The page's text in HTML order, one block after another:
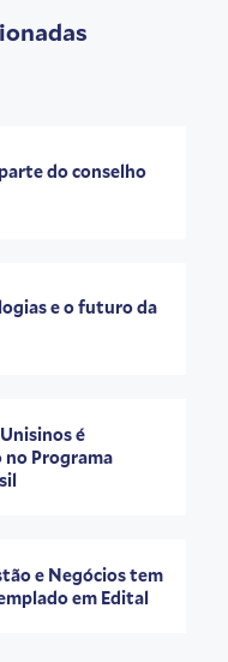
do conselho
e o futuro da
é
Programa
e Negócios tem
em Edital